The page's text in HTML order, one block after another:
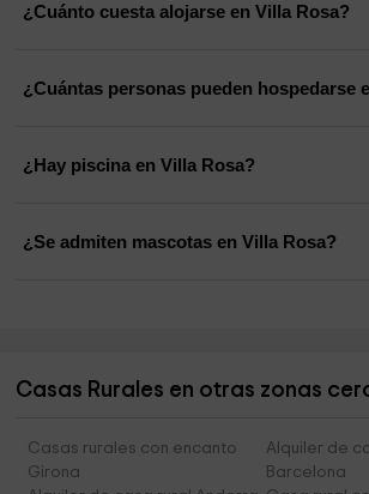
¿Cuánto cuesta alojarse en Villa Rosa?
¿Cuántas personas pueden hospedarse
¿Hay piscina en Villa Rosa?
¿Se admiten mascotas en Villa Rosa?
Casas Rurales en otras zonas
Casas rurales con encanto
Girona
Alquiler de
Barcelona